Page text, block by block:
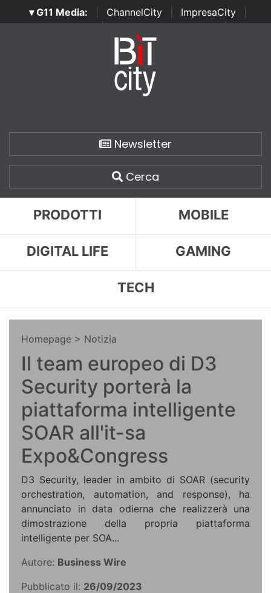
▾ G11 Media: ChannelCity ImpresaCity
SecurityOpenLab | Italian Channel Awards | Italian
Italian Security Awards
Newsletter
Cerca
PRODOTTI MOBILE
DIGITAL LIFE GAMING
TECH
Homepage > Notizia
Il team europeo di D3
Security porterà la
piattaforma intelligente
SOAR all'it-sa
Expo&Congress
D3 Security, leader in ambito di SOAR (security
orchestration, automation, and response), ha
annunciato in data odierna che realizzerà una
dimostrazione della propria piattaforma
intelligente per SOA...
Autore: Business Wire
Pubblicato il: 26/09/2023